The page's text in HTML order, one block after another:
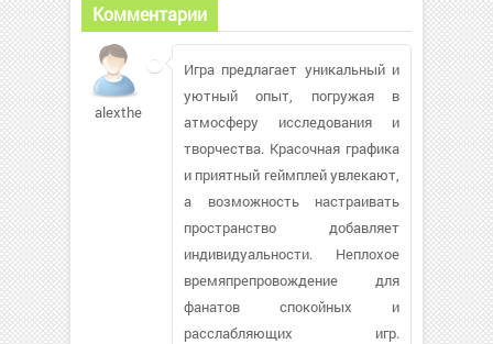
Комментарии
alextheowl912
Игра предлагает уникальный и
уютный опыт, погружая в
атмосферу исследования и
творчества. Красочная графика
и приятный геймплей увлекают,
а возможность настраивать
пространство добавляет
индивидуальности. Неплохое
времяпрепровождение для
фанатов спокойных и
расслабляющих игр.